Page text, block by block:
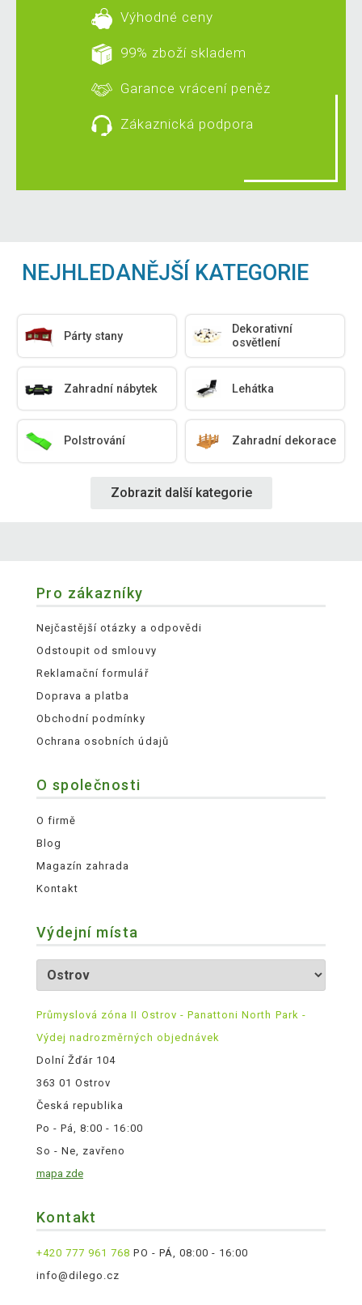
Výhodné ceny
99% zboží skladem
Garance vrácení peněz
Zákaznická podpora
NEJHLEDANĚJŠÍ KATEGORIE
Párty stany
Dekorativní
osvětlení
Zahradní nábytek Lehátka
Polstrování Zahradní dekorace
Zobrazit další kategorie
Pro zákazníky
Nejčastější otázky a odpovědi
Odstoupit od smlouvy
Reklamační formulář
Doprava a platba
Obchodní podmínky
Ochrana osobních údajů
O společnosti
O firmě
Blog
Magazín zahrada
Kontakt
Výdejní místa
Průmyslová zóna II Ostrov - Panattoni North Park -
Výdej nadrozměrných objednávek
Dolní Žďár 104
363 01 Ostrov
Česká republika
Po - Pá, 8:00 - 16:00
So - Ne, zavřeno
mapa zde
Kontakt
+420 777 961 768 PO - PÁ, 08:00 - 16:00
info@dilego.cz